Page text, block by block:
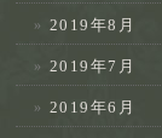
2019年8月
2019年7月
2019年6月